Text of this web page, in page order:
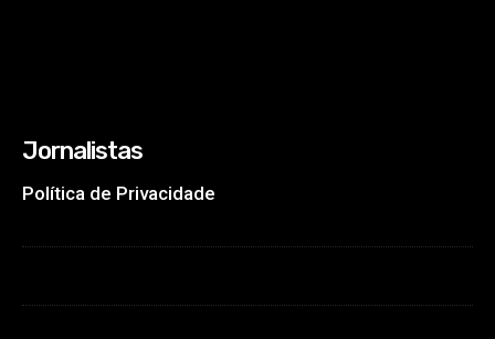
Jornalistas
Política de Privacidade